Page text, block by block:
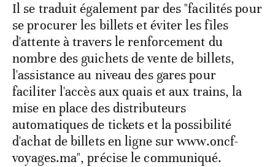
Il se traduit également par des "facilités pour
se procurer les billets et éviter les files
d'attente à travers le renforcement du
nombre des guichets de vente de billets,
l'assistance au niveau des gares pour
faciliter l'accès aux quais et aux trains, la
mise en place des distributeurs
automatiques de tickets et la possibilité
d'achat de billets en ligne sur www.oncf-
voyages.ma", précise le communiqué.